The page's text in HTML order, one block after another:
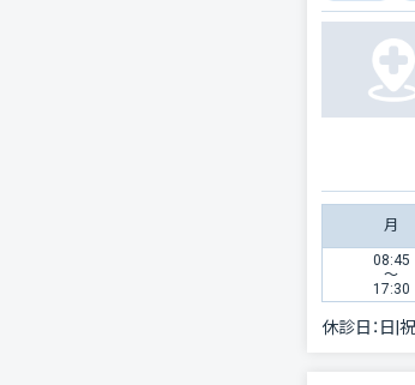
月
08:45
〜
17:30
休診日： 日|祝